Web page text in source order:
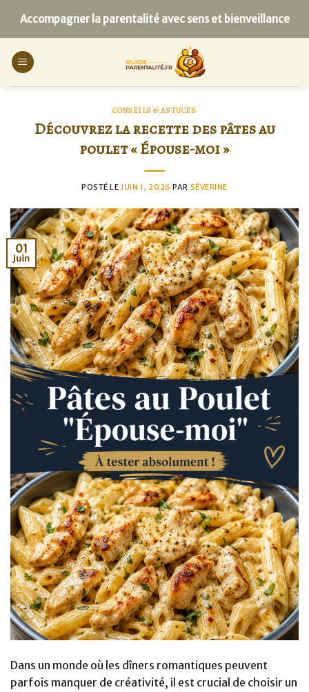
content
Accompagner la parentalité avec sens et bienveillance
CONSEILS & ASTUCES
Découvrez la recette des pâtes au
poulet « Épouse-moi »
POSTÉ LE JUIN 1, 2026 PAR SÉVERINE
01
Juin
Dans un monde où les dîners romantiques peuvent
parfois manquer de créativité, il est crucial de choisir un